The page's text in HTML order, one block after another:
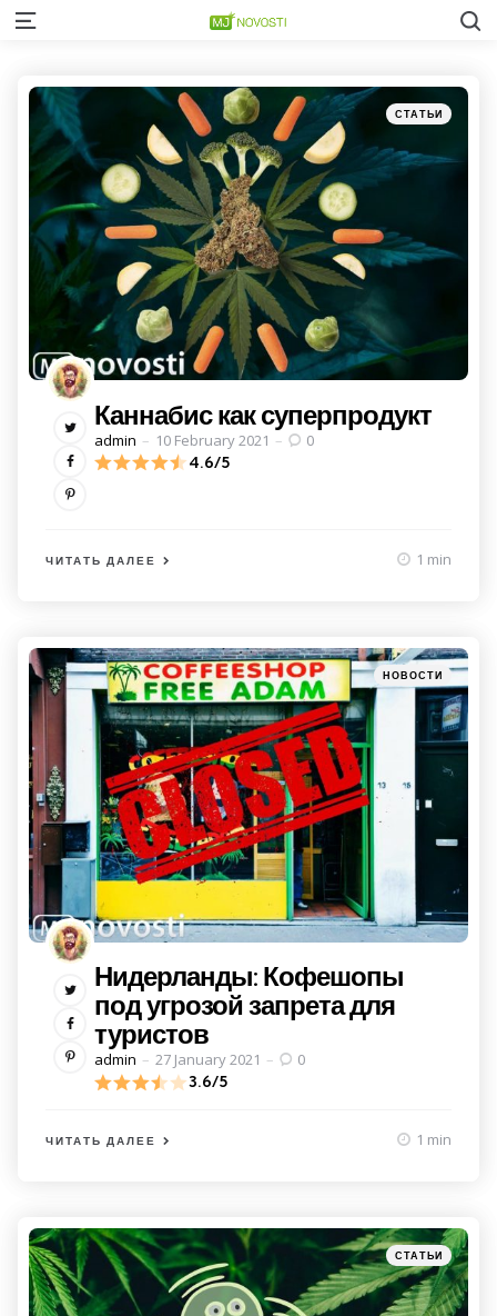
Menu
Категории
Posted
in
СТАТЬИ
Каннабис как суперпродукт
Posted
by
admin 10 February 2021
0
4.6/5
ЧИТАТЬ ДАЛЕЕ 1 min
Категории
Posted
in
НОВОСТИ
Нидерланды: Кофешопы
под угрозой запрета для
туристов
Posted
by
admin 27 January 2021
0
3.6/5
ЧИТАТЬ ДАЛЕЕ 1 min
Категории
Posted
in
СТАТЬИ